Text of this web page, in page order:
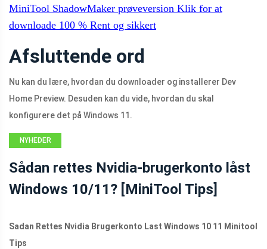
MiniTool ShadowMaker prøveversion Klik for at
downloade 100 % Rent og sikkert
Afsluttende ord
Nu kan du lære, hvordan du downloader og installerer Dev
Home Preview. Desuden kan du vide, hvordan du skal
konfigurere det på Windows 11.
NYHEDER
Sådan rettes Nvidia-brugerkonto låst
Windows 10/11? [MiniTool Tips]
Sadan Rettes Nvidia Brugerkonto Last Windows 10 11 Minitool
Tips